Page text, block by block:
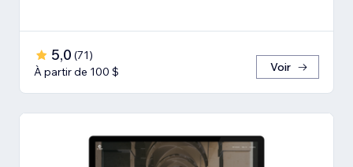
5,0 (71)
À partir de 100 $
Voir